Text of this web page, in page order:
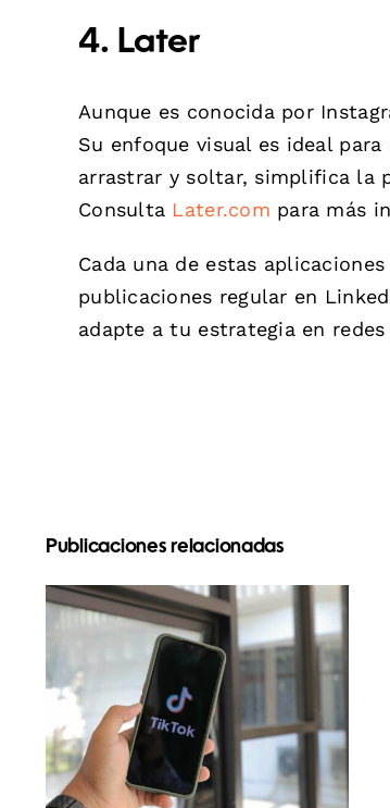
4. Later
Aunque es conocida por
Su enfoque visual es ideal
arrastrar y soltar, simplifica la
Consulta Later.com para más
Cada una de estas
publicaciones regular en
adapte a tu estrategia en redes
Publicaciones relacionadas
Maximizar el alcance:
Herramientas
efectivas de
publicación cruzada
para 2024